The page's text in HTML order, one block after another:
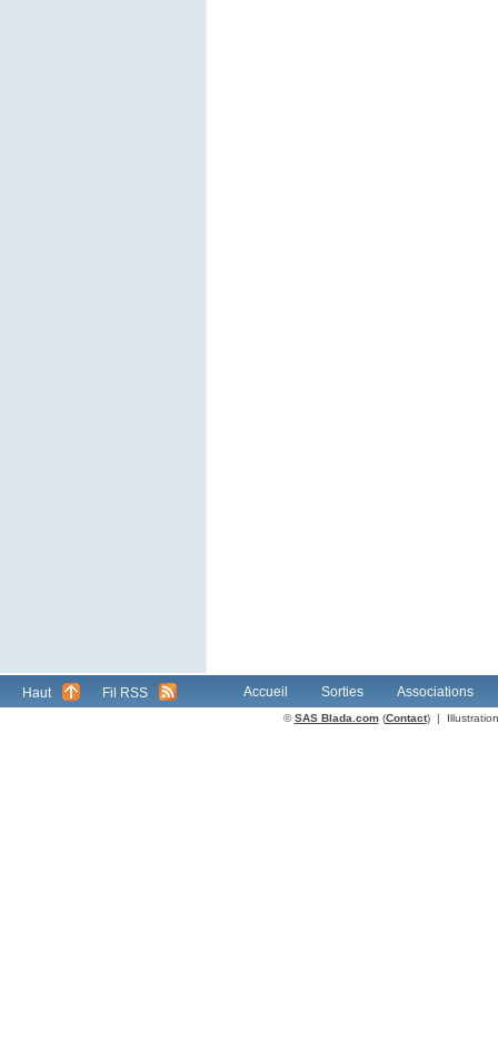
Haut Fil RSS Accueil Sorties Associations
©SAS Blada.com(Contact) |